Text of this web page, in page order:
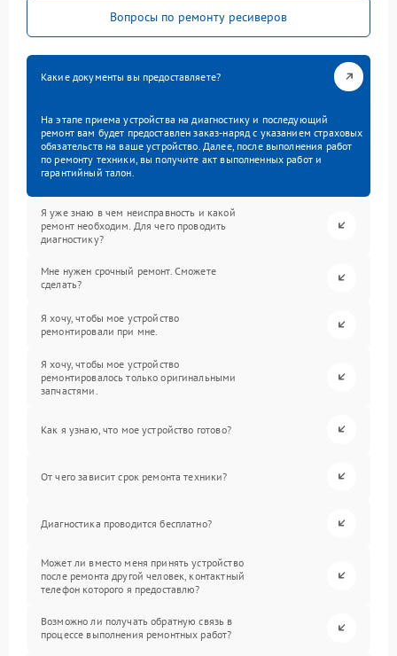
Вопросы по ремонту ресиверов
Какие документы вы предоставляете?
На этапе приема устройства на диагностику и последующий
ремонт вам будет предоставлен заказ-наряд с указанием страховых
обязательств на ваше устройство. Далее, после выполнения работ
по ремонту техники, вы получите акт выполненных работ и
гарантийный талон.
Я уже знаю в чем неисправность и какой
ремонт необходим. Для чего проводить
диагностику?
Мне нужен срочный ремонт. Сможете
сделать?
Я хочу, чтобы мое устройство
ремонтировали при мне.
Я хочу, чтобы мое устройство
ремонтировалось только оригинальными
запчастями.
Как я узнаю, что мое устройство готово?
От чего зависит срок ремонта техники?
Диагностика проводится бесплатно?
Может ли вместо меня принять устройство
после ремонта другой человек, контактный
телефон которого я предоставлю?
Возможно ли получать обратную связь в
процессе выполнения ремонтных работ?